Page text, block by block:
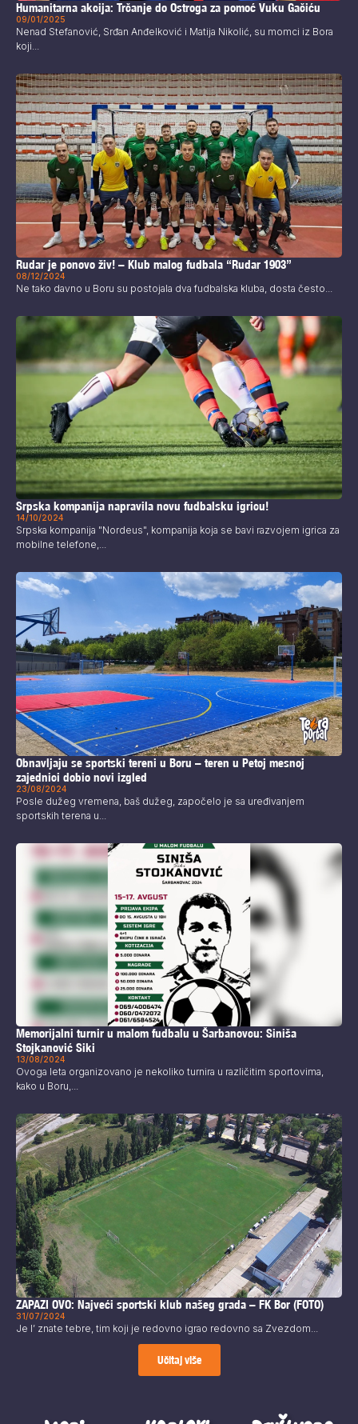
Humanitarna akcija: Trčanje do Ostroga za pomoć Vuku Gačiću
09/01/2025
Nenad Stefanović, Srđan Anđelković i Matija Nikolić, su momci iz Bora
koji...
Rudar je ponovo živ! – Klub malog fudbala “Rudar 1903”
08/12/2024
Ne tako davno u Boru su postojala dva fudbalska kluba, dosta često...
Srpska kompanija napravila novu fudbalsku igricu!
14/10/2024
Srpska kompanija "Nordeus", kompanija koja se bavi razvojem igrica za
mobilne telefone,...
Obnavljaju se sportski tereni u Boru – teren u Petoj mesnoj
zajednici dobio novi izgled
23/08/2024
Posle dužeg vremena, baš dužeg, započelo je sa uređivanjem
sportskih terena u...
Memorijalni turnir u malom fudbalu u Šarbanovcu: Siniša
Stojkanović Siki
13/08/2024
Ovoga leta organizovano je nekoliko turnira u različitim sportovima,
kako u Boru,...
ZAPAZI OVO: Najveći sportski klub našeg grada – FK Bor (FOTO)
31/07/2024
Je l’ znate tebre, tim koji je redovno igrao redovno sa Zvezdom...
Učitaj više